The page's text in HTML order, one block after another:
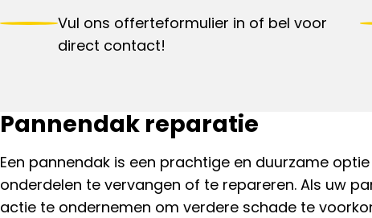
Vul ons offerteformulier in of bel voor
direct contact!
Pannendak reparatie
Een pannendak is een prachtige en duurzame
onderdelen te vervangen of te repareren. Als uw
actie te ondernemen om verdere schade te